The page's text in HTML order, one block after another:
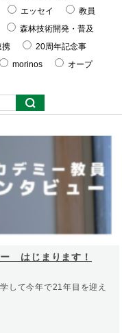
エッセイ
教員
森林技術開発・普及
携
20周年記念事
morinos
オープ
はじまります！
して今年で21年目を迎え